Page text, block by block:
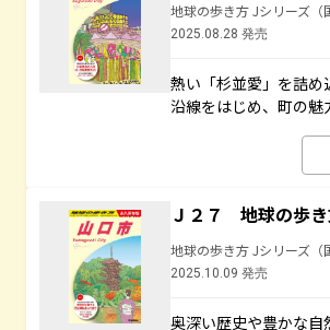
地球の歩き方 Jシリーズ（
2025.08.28 発売
熱い「杉並愛」を詰
沿線をはじめ、町の魅
Ｊ２７ 地球の歩
地球の歩き方 Jシリーズ（
2025.10.09 発売
奥深い歴史や豊かな